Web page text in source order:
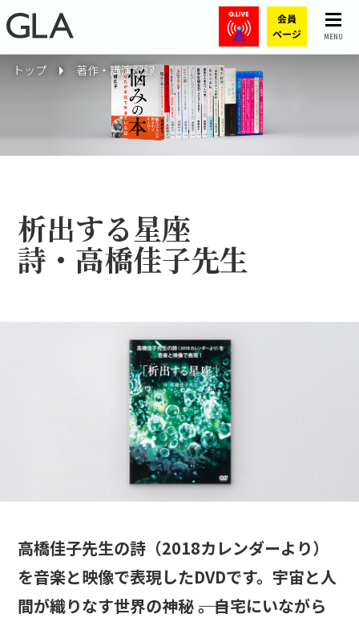
MENU
トップ 著作・講演記録
析出する星座
詩・高橋佳子先生
高橋佳子先生の詩（2018カレンダーより）
を音楽と映像で表現したDVDです。宇宙と人
間が織りなす世界の神秘 ――。自宅にいながら